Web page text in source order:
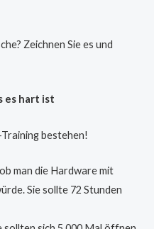
Zeichnen Sie es und
es hart ist
bestehen!
man die Hardware mit
Sie sollte 72 Stunden